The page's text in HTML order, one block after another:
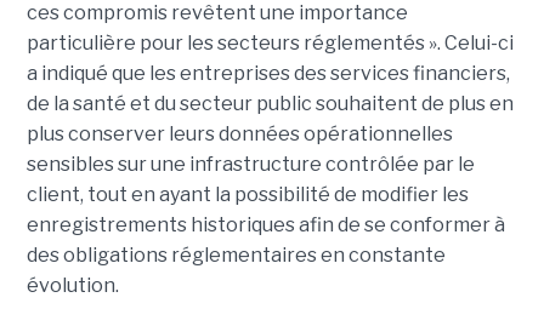
ces compromis revêtent une importance
particulière pour les secteurs réglementés ». Celui-ci
a indiqué que les entreprises des services financiers,
de la santé et du secteur public souhaitent de plus en
plus conserver leurs données opérationnelles
sensibles sur une infrastructure contrôlée par le
client, tout en ayant la possibilité de modifier les
enregistrements historiques afin de se conformer à
des obligations réglementaires en constante
évolution.